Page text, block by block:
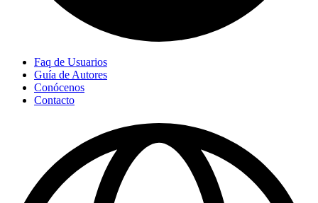
Faq de Usuarios
Guía de Autores
Conócenos
Contacto